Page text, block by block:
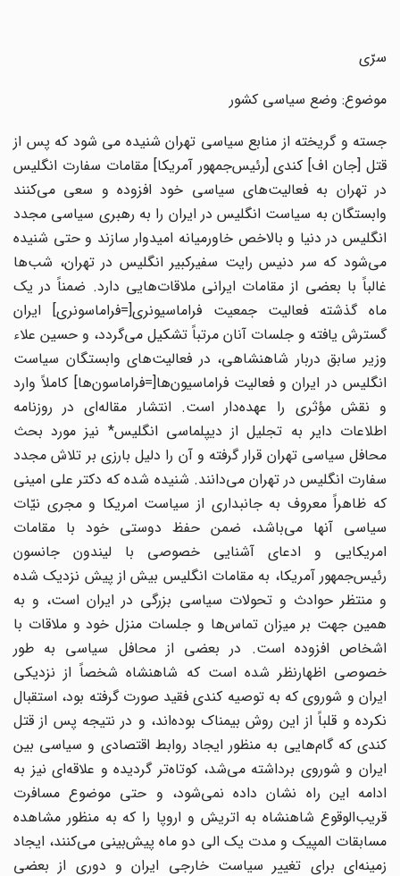
سرّی
موضوع: وضع سیاسی کشور
جسته و گریخته از منابع سیاسی تهران شنیده می شود که پس از
قتل [جان اف] کندی [رئیس‌جمهور آمریکا] مقامات سفارت انگلیس
در تهران به فعالیت‌های سیاسی خود افزوده و سعی می‌کنند
وابستگان به سیاست انگلیس در ایران را به رهبری سیاسی مجدد
انگلیس در دنیا و بالاخص خاورمیانه امیدوار سازند و حتی شنیده
می‌شود که سر دنیس رایت سفیرکبیر انگلیس در تهران، شب‌ها
غالباً با بعضی از مقامات ایرانی ملاقات‌هایی دارد. ضمناً در یک
ماه گذشته فعالیت جمعیت فراماسیونری[=فراماسونری] ایران
گسترش یافته و جلسات آنان مرتباً تشکیل می‌گردد، و حسین علاء
وزیر سابق دربار شاهنشاهی، در فعالیت‌های وابستگان سیاست
انگلیس در ایران و فعالیت فراماسیون‌ها[=فراماسون‌ها] کاملاً وارد
و نقش مؤثری را عهده‌دار است. انتشار مقاله‌ای در روزنامه
اطلاعات دایر به تجلیل از دیپلماسی انگلیس* نیز مورد بحث
محافل سیاسی تهران قرار گرفته و آن را دلیل بارزی بر تلاش مجدد
سفارت انگلیس در تهران می‌دانند. شنیده شده که دکتر علی امینی
که ظاهراً معروف به جانبداری از سیاست امریکا و مجری نیّات
سیاسی آنها می‌باشد، ضمن حفظ دوستی خود با مقامات
امریکایی و ادعای آشنایی خصوصی با لیندون جانسون
رئیس‌جمهور آمریکا، به مقامات انگلیس بیش از پیش نزدیک شده
و منتظر حوادث و تحولات سیاسی بزرگی در ایران است، و به
همین جهت بر میزان تماس‌ها و جلسات منزل خود و ملاقات با
اشخاص افزوده است. در بعضی از محافل سیاسی به طور
خصوصی اظهارنظر شده است که شاهنشاه شخصاً از نزدیکی
ایران و شوروی که به توصیه کندی فقید صورت گرفته بود، استقبال
نکرده و قلباً از این روش بیمناک بوده‌اند، و در نتیجه پس از قتل
کندی که گام‌هایی به منظور ایجاد روابط اقتصادی و سیاسی بین
ایران و شوروی برداشته می‌شد، کوتاه‌تر گردیده و علاقه‌ای نیز به
ادامه این راه نشان داده نمی‌شود، و حتی موضوع مسافرت
قریب‌الوقوع شاهنشاه به اتریش و اروپا را که به منظور مشاهده
مسابقات المپیک و مدت یک الی دو ماه پیش‌بینی می‌کنند، ایجاد
زمینه‌ای برای تغییر سیاست خارجی ایران و دوری از بعضی